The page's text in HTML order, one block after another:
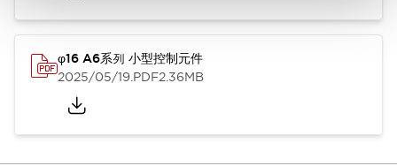
φ16 A6系列 小型控制元件
2025/05/19.PDF2.36MB